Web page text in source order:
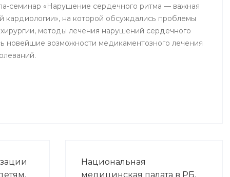
семинар «Нарушение сердечного ритма — важная
кардиологии», на которой обсуждались проблемы
методы лечения нарушений сердечного
новейшие возможности медикаментозного лечения
Национальная
медицинская палата в РБ.